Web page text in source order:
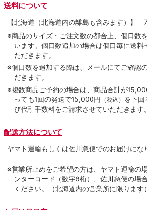
送料について
【北海道（北海道内の離島も含みます）】
※商品のサイズ・ご注文数の都合上、個口数
います。個口数追加の場合は個口毎に送料
ただきます。
※個口数を追加する際は、メールにてご確認
だきます。
※複数商品ご予約の場合は、商品合計が
っても1回の発送で15,000円 （税込） を下回
び代引手数料をご請求させていただきます。
配送方法について
ヤマト運輸もしくは佐川急便でのお届けにな
※営業所止めをご希望の方は、ヤマト運輸の
ンターコード（数字6桁）、佐川急便の場
ください。（北海道内の営業所に限ります）